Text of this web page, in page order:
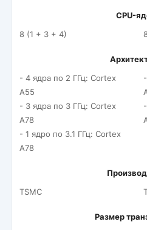
CPU-
8 (1 + 3 + 4)
- 4 ядра по 2 ГГц: Cortex
A55
- 3 ядра по 3 ГГц: Cortex
A78
- 1 ядро по 3.1 ГГц: Cortex
A78
TSMC
Размер